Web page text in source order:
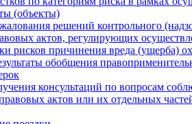
(объекты)
решений контрольного
актов, регулирующих
рисков причинения вреда (ущерба)
обобщения
консультаций по вопросам
актов или их отдельных